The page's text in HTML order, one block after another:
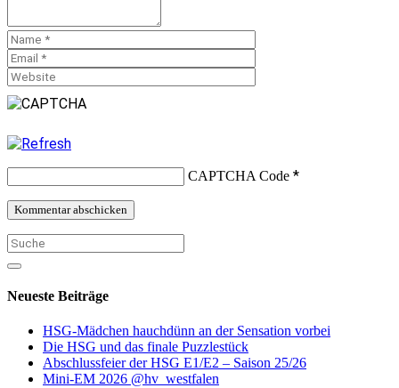
CAPTCHA Code *
Neueste Beiträge
HSG-Mädchen hauchdünn an der Sensation vorbei
Die HSG und das finale Puzzlestück
Abschlussfeier der HSG E1/E2 – Saison 25/26
Mini-EM 2026 @hv_westfalen